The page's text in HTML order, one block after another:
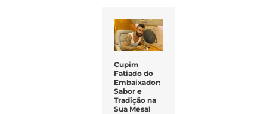
Cupim
Fatiado do
Embaixador:
Sabor e
Tradição na
Sua Mesa!